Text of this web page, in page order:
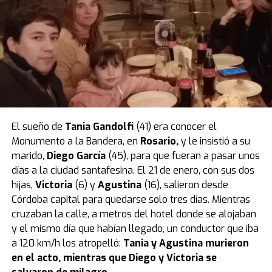
necesario para que la sustancia haga efecto en el
organismo de un niño tan pequeño.
Por eso, la Justicia ordenó laprisión preventiva por 30
días para la madre, que fue confirmada en una
audiencia de custodia realizada el jueves 28 de agosto.
El caso quedó caratulado comomuerte sospechosa,
pero la mujer es investigada por
homicidio calificado.
La tatuadora fue grabada un día antes
mientras compraba el veneno en un
supermercado
Según reveló el medio Metrópoles, el momento en que
la tatuadora compró el veneno con el que habría
matado a su bebé quedó registrado por las cámaras de
seguridad de un local de mascotas de la zona este de
San Pablo.
El sueño de Tania Gandolfi(41) era conocer el
Monumento a la Bandera, en Rosario,y le insistió a su
marido, Diego García(45), para que fueran a pasar unos
días a la ciudad santafesina. El 21 de enero, con sus dos
hijas, Victoria (6) yAgustina (16), salieron desde
Córdoba capital para quedarse solo tres días. Mientras
cruzaban la calle, a metros del hotel donde se alojaban
y el mismo día que habían llegado, un conductor que iba
a 120 km/h los atropelló: Tania y Agustina murieron
en el acto, mientras que Diego y Victoria se